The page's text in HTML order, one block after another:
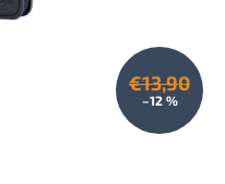
€13,90
–12 %